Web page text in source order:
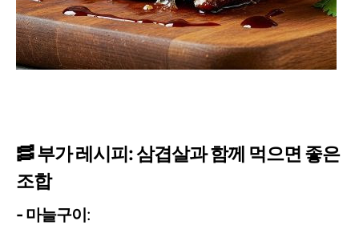
🥓 부가 레시피: 삼겹살과 함께 먹으면 좋은
조합
- 마늘구이: